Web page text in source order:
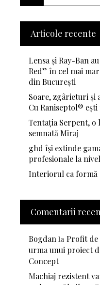
Articole recente
Lensa și Ray-Ban
Red” în cel mai
din București
Soare, zgârieturi și
Cu Raniseptol®
Tentația Serpent, o
semnată Miraj
ghd își extinde
profesionale la
Interiorul ca formă
Comentarii
Bogdan laProfit de
urma unui proiect
Concept
Machiaj rezistent